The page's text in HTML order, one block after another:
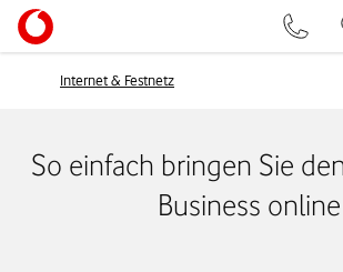
Internet & Festnetz
So einfach bringen Sie
Business online